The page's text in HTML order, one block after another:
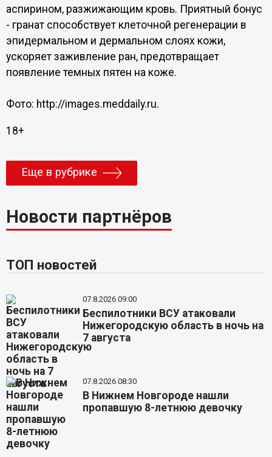
аспирином, разжижающим кровь. Приятный бонус
- гранат способствует клеточной регенерации в
эпидермальном и дермальном слоях кожи,
ускоряет заживление ран, предотвращает
появление темных пятен на коже.
Фото: http://images.meddaily.ru.
18+
Еще в рубрике
Новости партнёров
ТОП новостей
07.8.2026 09:00
Беспилотники ВСУ атаковали
Нижегородскую область в ночь на
7 августа
07.8.2026 08:30
В Нижнем Новгороде нашли
пропавшую 8-летнюю девочку